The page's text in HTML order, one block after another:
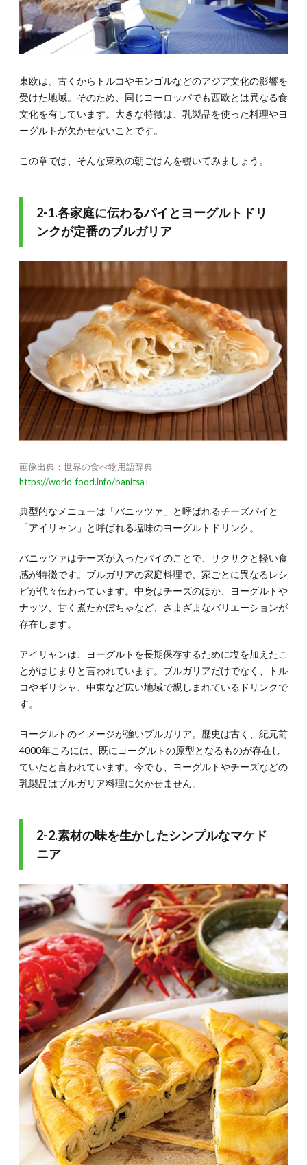
東欧は、古くからトルコやモンゴルなどのアジア文化の影響を
受けた地域。そのため、同じヨーロッパでも西欧とは異なる食
文化を有しています。大きな特徴は、乳製品を使った料理やヨ
ーグルトが欠かせないことです。
この章では、そんな東欧の朝ごはんを覗いてみましょう。
2-1.各家庭に伝わるパイとヨーグルトドリ
ンクが定番のブルガリア
画像出典：世界の食べ物用語辞典
https://world-food.info/banitsa+
典型的なメニューは「バニッツァ」と呼ばれるチーズパイと
「アイリャン」と呼ばれる塩味のヨーグルトドリンク。
バニッツァはチーズが入ったパイのことで、サクサクと軽い食
感が特徴です。ブルガリアの家庭料理で、家ごとに異なるレシ
ピが代々伝わっています。中身はチーズのほか、ヨーグルトや
ナッツ、甘く煮たかぼちゃなど、さまざまなバリエーションが
存在します。
アイリャンは、ヨーグルトを長期保存するために塩を加えたこ
とがはじまりと言われています。ブルガリアだけでなく、トル
コやギリシャ、中東など広い地域で親しまれているドリンクで
す。
ヨーグルトのイメージが強いブルガリア。歴史は古く、紀元前
4000年ころには、既にヨーグルトの原型となるものが存在し
ていたと言われています。今でも、ヨーグルトやチーズなどの
乳製品はブルガリア料理に欠かせません。
2-2.素材の味を生かしたシンプルなマケド
ニア